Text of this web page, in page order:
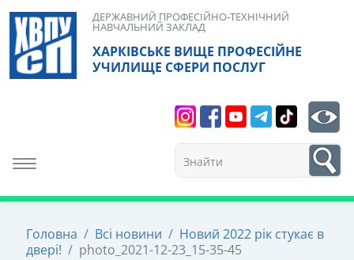
Skip
content
ХАРКІВСЬКЕ ВИЩЕ ПРОФЕСІЙНЕ
УЧИЛИЩЕ СФЕРИ ПОСЛУГ
ДЕРЖАВНИЙ ПРОФЕСІЙНО-ТЕХНІЧНИЙ
НАВЧАЛЬНИЙ ЗАКЛАД
Toggle navigation
1
Головна / Всі новини / Новий 2022 рік стукає в
двері! / photo_2021-12-23_15-35-45